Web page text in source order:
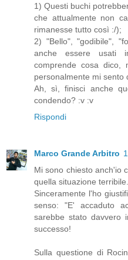
1) Questi buchi
che attualmente non
rimanesse tutto così :/);
2) "Bello", "godibile",
anche essere usati
comprende cosa dico,
personalmente mi sento
Ah, sì, finisci anche
condendo? :v :v
Rispondi
Marco Grande Arbitro
Mi sono chiesto anch'io
quella situazione terribile.
Sinceramente l'ho
senso: "E' accaduto
sarebbe stato davvero
successo!
Sulla questione di